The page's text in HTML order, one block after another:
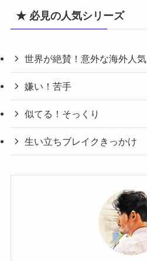
★ 必見の人気シリーズ
世界が絶賛！意外な海外人気
嫌い！苦手
似てる！そっくり
生い立ちブレイクきっかけ